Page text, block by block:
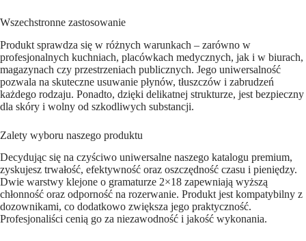
Wszechstronne zastosowanie
Produkt sprawdza się w różnych warunkach – zarówno w
profesjonalnych kuchniach, placówkach medycznych, jak i w biurach,
magazynach czy przestrzeniach publicznych. Jego uniwersalność
pozwala na skuteczne usuwanie płynów, tłuszczów i zabrudzeń
każdego rodzaju. Ponadto, dzięki delikatnej strukturze, jest bezpieczny
dla skóry i wolny od szkodliwych substancji.
Zalety wyboru naszego produktu
Decydując się na czyściwo uniwersalne naszego katalogu premium,
zyskujesz trwałość, efektywność oraz oszczędność czasu i pieniędzy.
Dwie warstwy klejone o gramaturze 2×18 zapewniają wyższą
chłonność oraz odporność na rozerwanie. Produkt jest kompatybilny z
dozownikami, co dodatkowo zwiększa jego praktyczność.
Profesjonaliści cenią go za niezawodność i jakość wykonania.